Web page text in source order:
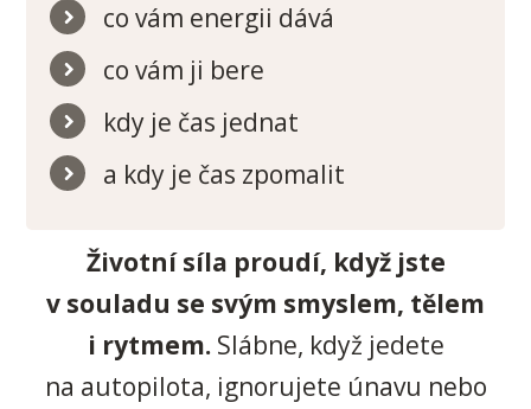
co vám energii dává
co vám ji bere
kdy je čas jednat
a kdy je čas zpomalit
Životní síla proudí, když jste
v souladu se svým smyslem, tělem
i rytmem. Slábne, když jedete
na autopilota, ignorujete únavu nebo